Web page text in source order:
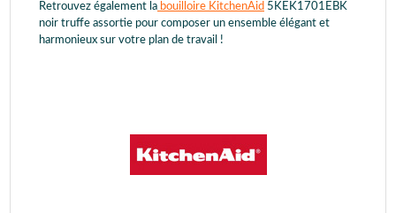
Retrouvez également la bouilloire KitchenAid 5KEK1701EBK
noir truffe assortie pour composer un ensemble élégant et
harmonieux sur votre plan de travail !